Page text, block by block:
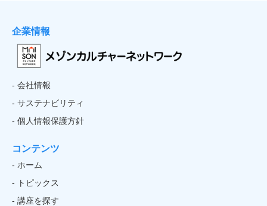
企業情報
- 会社情報
- サステナビリティ
- 個人情報保護方針
コンテンツ
- ホーム
- トピックス
- 講座を探す